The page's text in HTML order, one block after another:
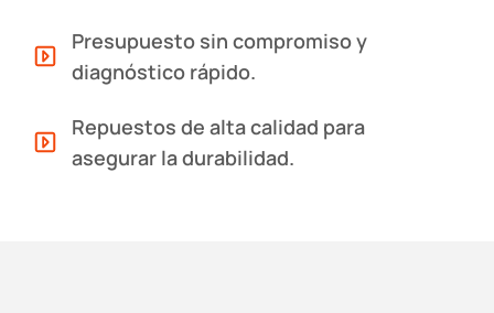
Presupuesto sin compromiso y
diagnóstico rápido.
Repuestos de alta calidad para
asegurar la durabilidad.